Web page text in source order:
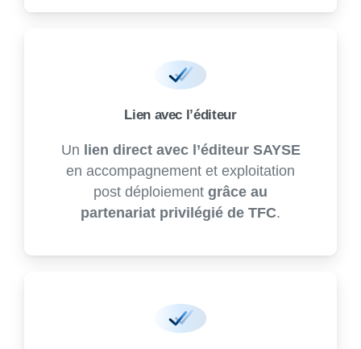
Lien avec l’éditeur
Un lien direct avec l’éditeur SAYSE
en accompagnement et exploitation
post déploiement grâce au
partenariat privilégié de TFC.